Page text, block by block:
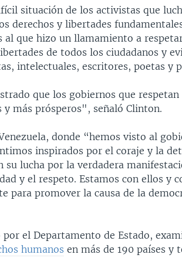
situación de los activistas que
derechos y libertades
al que hizo un llamamiento a
de todos los ciudadanos y
intelectuales, escritores, poetas y
que los gobiernos que respetan
y más prósperos", señaló Clinton.
donde “hemos visto al
inspirados por el coraje y la
su lucha por la verdadera
y el respeto. Estamos con ellos y
para promover la causa de la
el Departamento de Estado,
humanos en más de 190 países